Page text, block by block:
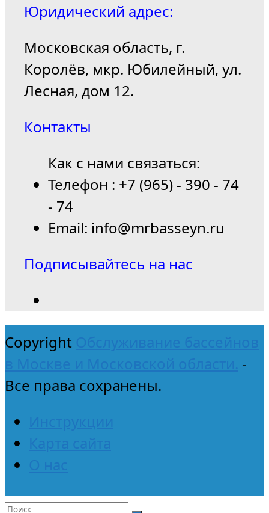
Юридический адрес:
Московская область, г.
Королёв, мкр. Юбилейный, ул.
Лесная, дом 12.
Контакты
Как с нами связаться:
Телефон : +7 (965) - 390 - 74
- 74
Email: info@mrbasseyn.ru
Подписывайтесь на нас
Copyright Обслуживание бассейнов
в Москве и Московской области. -
Все права сохранены.
Инструкции
Карта сайта
О нас